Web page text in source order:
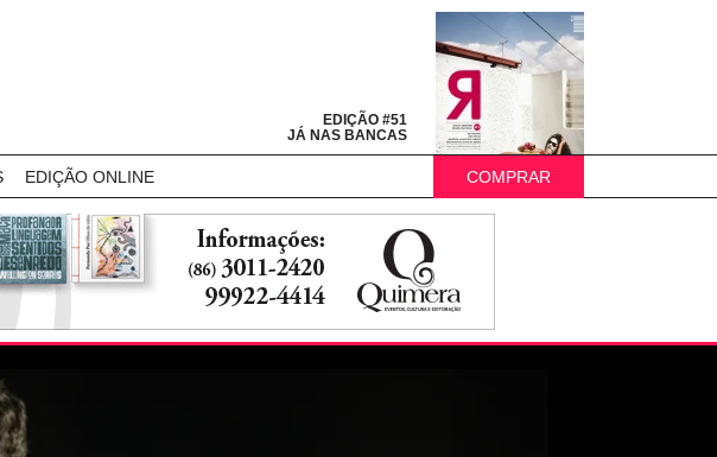
EDIÇÃO #51
JÁ NAS BANCAS
EDIÇÃO ONLINE COMPRAR